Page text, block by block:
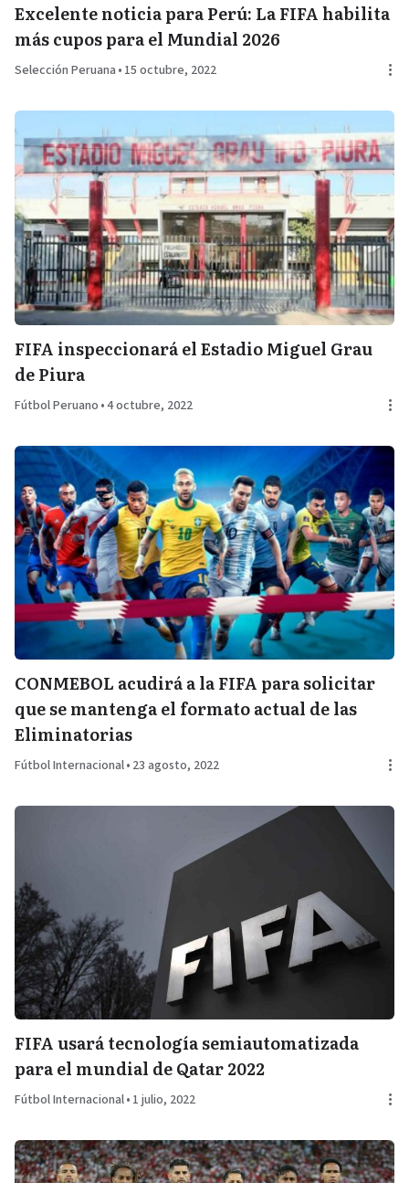
Excelente noticia para Perú: La FIFA habilita
más cupos para el Mundial 2026
Selección Peruana • 15 octubre, 2022
FIFA inspeccionará el Estadio Miguel Grau
de Piura
Fútbol Peruano •4 octubre, 2022
CONMEBOL acudirá a la FIFA para solicitar
que se mantenga el formato actual de las
Eliminatorias
Fútbol Internacional• 23 agosto, 2022
FIFA usará tecnología semiautomatizada
para el mundial de Qatar 2022
Fútbol Internacional• 1 julio, 2022